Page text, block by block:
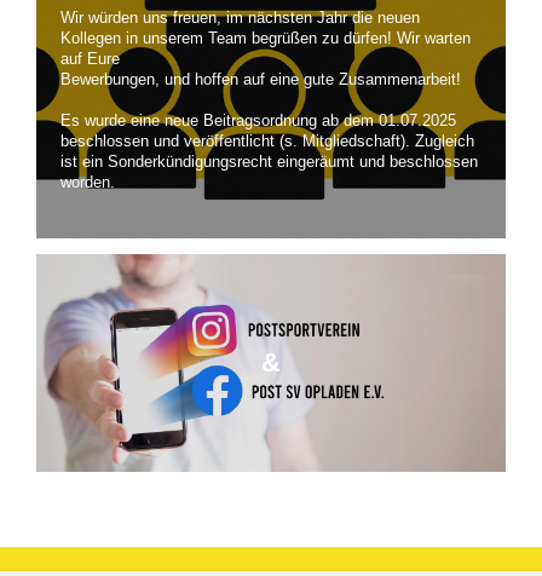
Wir würden uns freuen, im nächsten Jahr die neuen
Kollegen in unserem Team begrüßen zu dürfen! Wir warten
auf Eure
Bewerbungen, und hoffen auf eine gute Zusammenarbeit!
Es wurde eine neue Beitragsordnung ab dem 01.07.2025
beschlossen und veröffentlicht (s. Mitgliedschaft). Zugleich
ist ein Sonderkündigungsrecht eingeräumt und beschlossen
worden.
&